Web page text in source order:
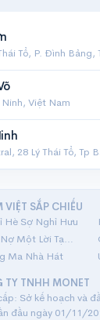
Tổ, P. Đình Bảng,
Việt Nam
28 Lý Thái Tổ, Tp
VIỆT SẮP CHIẾU
Hè Sợ Nghỉ Hưu
Mãi Nợ Một Lời Tạm Biệt
Ma Nhà Hát
TY TNHH MONET
Sở kế hoạch và
đầu ngày 01/11/